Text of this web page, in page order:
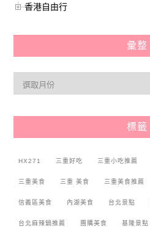
香港自由行
彙整
標籤
HX271 三重好吃 三重小吃推薦
三重美食 三重 美食 三重美食推薦
信義區美食 內湖美食 台北景點
台北麻辣鍋推薦 團購美食 基隆景點